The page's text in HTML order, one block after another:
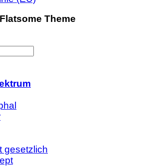
Flatsome Theme
gesetzlich